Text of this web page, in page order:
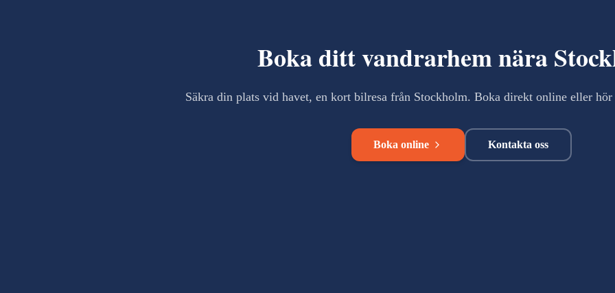
Boka ditt vandrarhem nära
Säkra din plats vid havet, en kort bilresa från Stockholm. Boka direkt online eller
Boka online Kontakta oss